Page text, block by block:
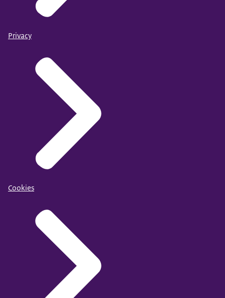
Privacy
Cookies